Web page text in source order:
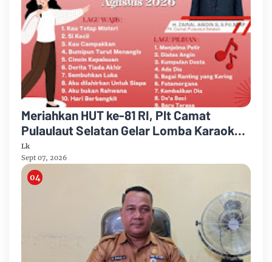
Meriahkan HUT ke-81 RI, Plt Camat
Pulaulaut Selatan Gelar Lomba Karaoke
untuk Masyarakat Umum
Lk
Sept 07, 2026